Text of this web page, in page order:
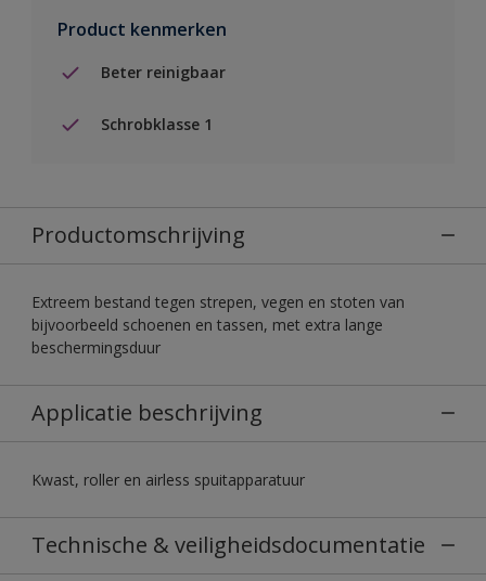
Product kenmerken
Beter reinigbaar
Schrobklasse 1
Productomschrijving
Extreem bestand tegen strepen, vegen en stoten van
bijvoorbeeld schoenen en tassen, met extra lange
beschermingsduur
Applicatie beschrijving
Kwast, roller en airless spuitapparatuur
Technische & veiligheidsdocumentatie